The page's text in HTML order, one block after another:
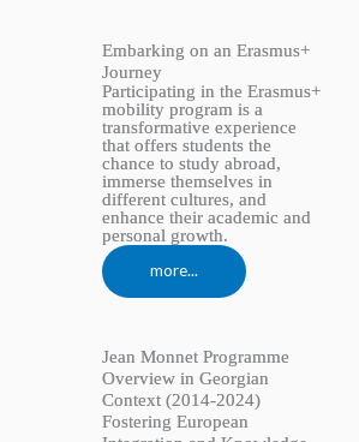
Embarking on an Erasmus+
Journey
Participating in the Erasmus+
mobility program is a
transformative experience
that offers students the
chance to study abroad,
immerse themselves in
different cultures, and
enhance their academic and
personal growth.
more...
Jean Monnet Programme
Overview in Georgian
Context (2014-2024)
Fostering European